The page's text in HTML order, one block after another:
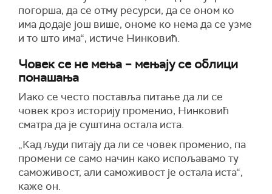
погорша, да се отму ресурси, да се оном ко
има додаје још више, ономе ко нема да се узме
и то што има“, истиче Нинковић.
Човек се не мења – мењају се облици
понашања
Иако се често поставља питање да ли се
човек кроз историју променио, Нинковић
сматра да је суштина остала иста.
„Кад људи питају да ли се човек променио, па
промени се само начин како испољавамо ту
саможивост, али саможивост је остала иста“,
каже он.